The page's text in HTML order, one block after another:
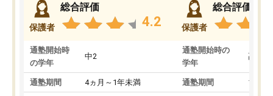
保護者
総合評価
4.2
通塾開始時
の学年
中2
通塾期間 4ヵ月～1年未満
保護者
総合評価
通塾開始時の
学年
高3
通塾期間 1～3